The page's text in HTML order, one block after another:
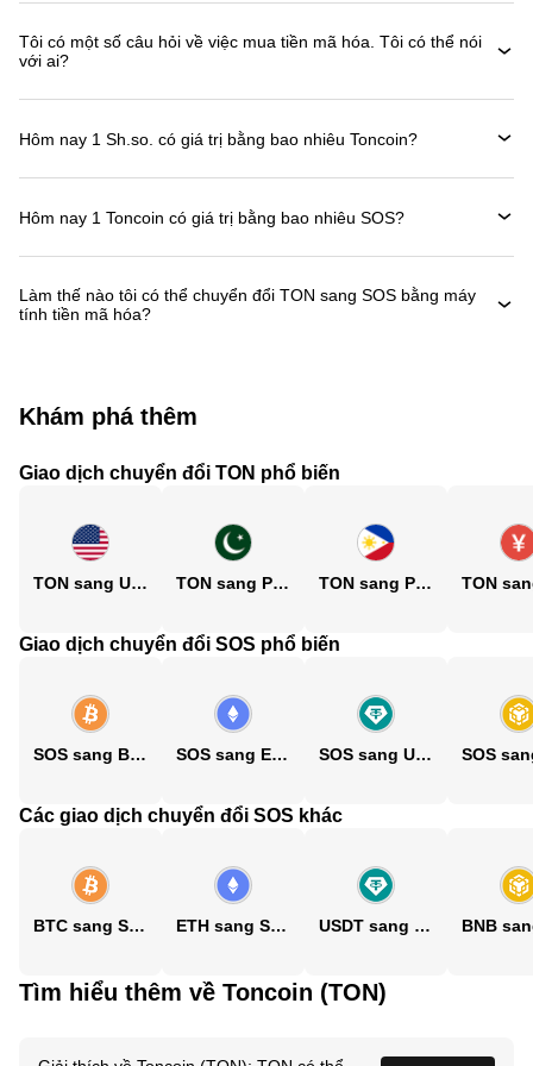
Tôi có một số câu hỏi về việc mua tiền mã hóa. Tôi có thể nói
với ai?
Hôm nay 1 Sh.so. có giá trị bằng bao nhiêu Toncoin?
Hôm nay 1 Toncoin có giá trị bằng bao nhiêu SOS?
Làm thế nào tôi có thể chuyển đổi TON sang SOS bằng máy
tính tiền mã hóa?
Khám phá thêm
Giao dịch chuyển đổi TON phổ biến
TON sang USD TON sang PKR TON sang PHP
Giao dịch chuyển đổi SOS phổ biến
SOS sang BTC SOS sang ETH SOS sang USDT
Các giao dịch chuyển đổi SOS khác
BTC sang SOS ETH sang SOS USDT sang SOS
Tìm hiểu thêm về Toncoin (TON)